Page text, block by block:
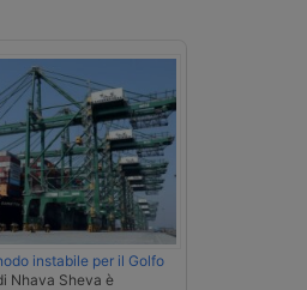
instabile per il Golfo
Nhava Sheva è